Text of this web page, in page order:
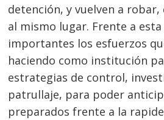
detención, y vuelven a robar,
al mismo lugar. Frente a
importantes los esfuerzos
haciendo como institución
estrategias de control,
patrullaje, para poder
preparados frente a la
Navegación
de
entradas